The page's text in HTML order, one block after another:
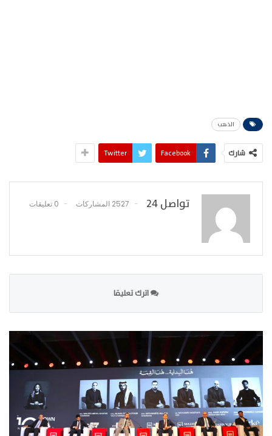
الذهب
شارك Facebook
Twitter
تواصل 24 2527 المشاركات 0 تعليقات
اترك تعليقا